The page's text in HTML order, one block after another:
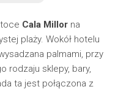
Cala Millor na
plaży. Wokół hotelu
palmami, przy
rodzaju sklepy, bary,
ta jest połączona z